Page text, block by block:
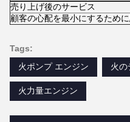
売り上げ後のサービス
顧客の心配を最小にするため
Tags:
火ポンプ エンジン
火の
火力量エンジン